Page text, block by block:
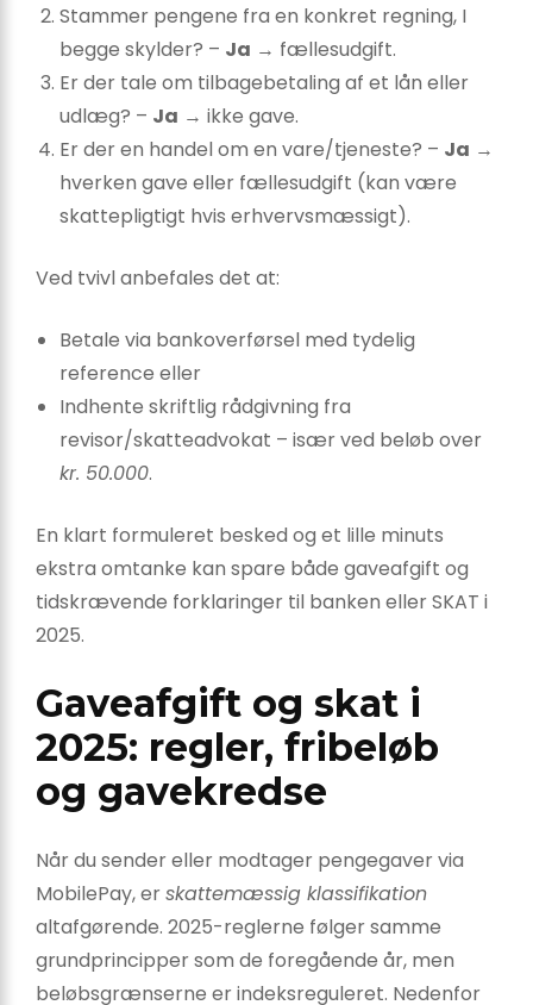
Stammer pengene fra en konkret regning, I
begge skylder? – Ja → fællesudgift.
Er der tale om tilbagebetaling af et lån eller
udlæg? – Ja → ikke gave.
Er der en handel om en vare/tjeneste? – Ja →
hverken gave eller fællesudgift (kan være
skattepligtigt hvis erhvervsmæssigt).
Ved tvivl anbefales det at:
Betale via bankoverførsel med tydelig
reference eller
Indhente skriftlig rådgivning fra
revisor/skatteadvokat – især ved beløb over
kr. 50.000.
En klart formuleret besked og et lille minuts
ekstra omtanke kan spare både gaveafgift og
tidskrævende forklaringer til banken eller SKAT i
2025.
Gaveafgift og skat i
2025: regler, fribeløb
og gavekredse
Når du sender eller modtager pengegaver via
MobilePay, erskattemæssig klassifikation
altafgørende. 2025-reglerne følger samme
grundprincipper som de foregående år, men
beløbsgrænserne er indeksreguleret. Nedenfor